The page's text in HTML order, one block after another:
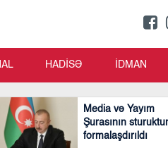
HADİSƏ İDMAN
Media və Yayım
Şurasının
formalaşdırıldı